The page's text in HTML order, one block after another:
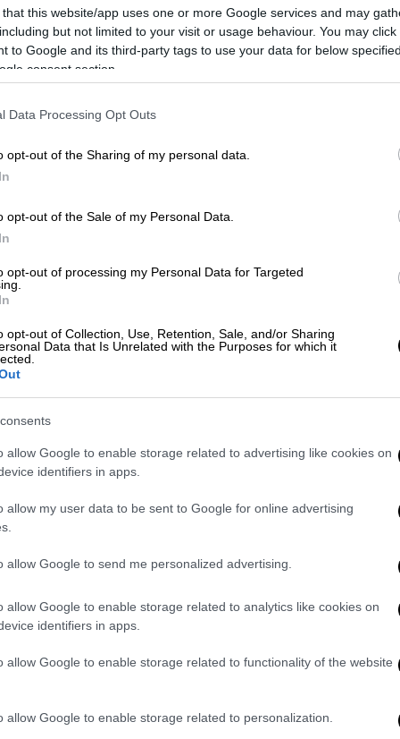
that this website/app uses one or more Google services and may
but not limited to your visit or usage behaviour. You may
to Google and its third-party tags to use your data for below
consent section.
Data Processing Opt Outs
opt-out of the Sharing of my personal data.
opt-out of the Sale of my Personal Data.
opt-out of processing my Personal Data for Targeted
opt-out of Collection, Use, Retention, Sale, and/or Sharing
Data that Is Unrelated with the Purposes for which it
allow Google to enable storage related to advertising like cookies on
identifiers in apps.
allow my user data to be sent to Google for online advertising
allow Google to send me personalized advertising.
allow Google to enable storage related to analytics like cookies on
identifiers in apps.
allow Google to enable storage related to functionality of the website
allow Google to enable storage related to personalization.
μπαρούτι απ' το πρώτο παιχνίδι των δύο
απ' την επικίνδυνη συνύπαρξη
κατά πληφορορίες, στο πλευρό των
Αστέρα και των Γερμανών, οι ultras
με τους Παρτενοπέι, το Υπουργείο
απαγόρευση πώλησης εισιτηρίων σε
στα δικαστήρια και δικαιώθηκε με
2.700 φίλοι της Άιντραχτ πολλοί εκ των
τη διάρκεια της Τετάρτης (15/3) κι
φασαρία, είχαν άγριες
και σε οχήματα και καταστήματα
𝗜𝗡 𝗣𝗜𝗔𝗭𝗭𝗔 𝗗𝗘𝗟 𝗚𝗘𝗦𝗨̀‼️🔥
del Gesù a Napoli a poche ore dal
tra Napoli e Eintracht.
aoim6KVJoe
del Gesù a Napoli.
diversi mezzi delle forze dell'ordine.
del calcio d'inizio.
15, 2023